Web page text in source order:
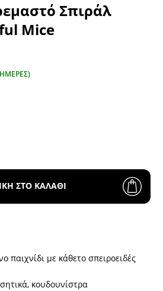
Σπιράλ
Mice
ΣΤΟ ΚΑΛΑΘΙ
παιχνίδι με κάθετο σπειροειδές
κουδουνίστρα